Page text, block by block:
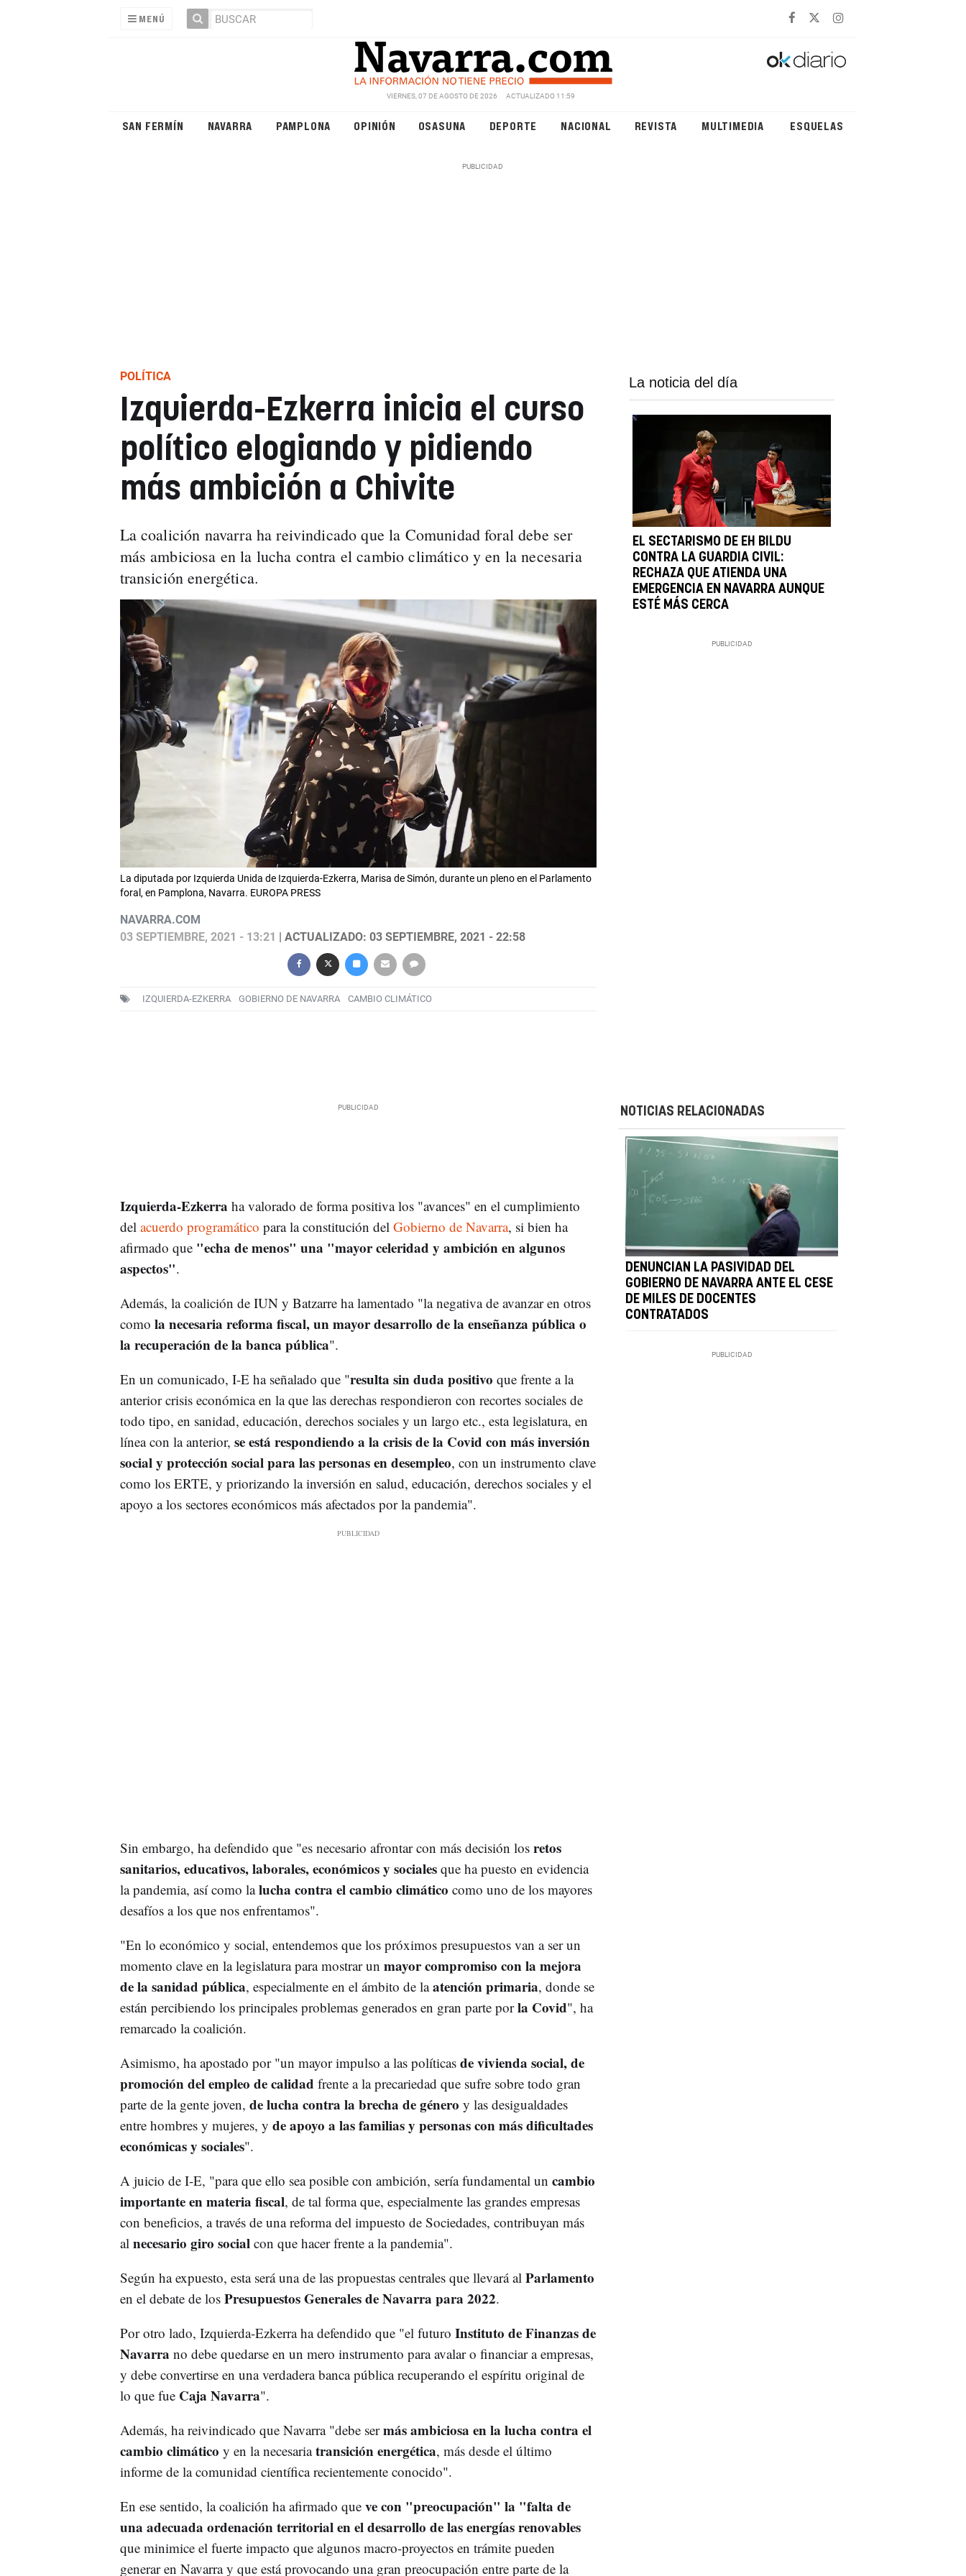
MENÚ
VIERNES, 07 DE AGOSTO DE 2026 ACTUALIZADO 11:59
SAN FERMÍN NAVARRA PAMPLONA OPINIÓN OSASUNA DEPORTE NACIONAL REVISTA MULTIMEDIA ESQUELAS
POLÍTICA
Izquierda-Ezkerra inicia el curso
político elogiando y pidiendo
más ambición a Chivite
La coalición navarra ha reivindicado que la Comunidad foral debe ser
más ambiciosa en la lucha contra el cambio climático y en la necesaria
transición energética.
La diputada por Izquierda Unida de Izquierda-Ezkerra, Marisa de Simón, durante un pleno en el Parlamento
foral, en Pamplona, Navarra. EUROPA PRESS
NAVARRA.COM
03 SEPTIEMBRE, 2021 - 13:21 | ACTUALIZADO: 03 SEPTIEMBRE, 2021 - 22:58
IZQUIERDA-EZKERRA GOBIERNO DE NAVARRA CAMBIO CLIMÁTICO
La noticia del día
EL SECTARISMO DE EH BILDU
CONTRA LA GUARDIA CIVIL:
RECHAZA QUE ATIENDA UNA
EMERGENCIA EN NAVARRA AUNQUE
ESTÉ MÁS CERCA
Izquierda-Ezkerra ha valorado de forma positiva los "avances" en el cumplimiento
del acuerdo programático para la constitución del Gobierno de Navarra, si bien ha
afirmado que "echa de menos" una "mayor celeridad y ambición en algunos
aspectos".
Además, la coalición de IUN y Batzarre ha lamentado "la negativa de avanzar en otros
como la necesaria reforma fiscal, un mayor desarrollo de la enseñanza pública o
la recuperación de la banca pública".
En un comunicado, I-E ha señalado que "resulta sin duda positivo que frente a la
anterior crisis económica en la que las derechas respondieron con recortes sociales de
todo tipo, en sanidad, educación, derechos sociales y un largo etc., esta legislatura, en
línea con la anterior, se está respondiendo a la crisis de la Covid con más inversión
social y protección social para las personas en desempleo, con un instrumento clave
como los ERTE, y priorizando la inversión en salud, educación, derechos sociales y el
apoyo a los sectores económicos más afectados por la pandemia".
Sin embargo, ha defendido que "es necesario afrontar con más decisión los retos
sanitarios, educativos, laborales, económicos y socialesque ha puesto en evidencia
la pandemia, así como lalucha contra el cambio climático como uno de los mayores
desafíos a los que nos enfrentamos".
"En lo económico y social, entendemos que los próximos presupuestos van a ser un
momento clave en la legislatura para mostrar un mayor compromiso con la mejora
de la sanidad pública, especialmente en el ámbito de laatención primaria, donde se
están percibiendo los principales problemas generados en gran parte porla Covid", ha
remarcado la coalición.
Asimismo, ha apostado por "un mayor impulso a las políticas de vivienda social, de
promoción del empleo de calidad frente a la precariedad que sufre sobre todo gran
parte de la gente joven, de lucha contra la brecha de género y las desigualdades
entre hombres y mujeres, y de apoyo a las familias y personas con más dificultades
económicas y sociales".
A juicio de I-E, "para que ello sea posible con ambición, sería fundamental un cambio
importante en materia fiscal, de tal forma que, especialmente las grandes empresas
con beneficios, a través de una reforma del impuesto de Sociedades, contribuyan más
al necesario giro social con que hacer frente a la pandemia".
Según ha expuesto, esta será una de las propuestas centrales que llevará alParlamento
en el debate de los Presupuestos Generales de Navarra para 2022.
Por otro lado, Izquierda-Ezkerra ha defendido que "el futuro Instituto de Finanzas de
Navarra no debe quedarse en un mero instrumento para avalar o financiar a empresas,
y debe convertirse en una verdadera banca pública recuperando el espíritu original de
lo que fue Caja Navarra".
Además, ha reivindicado que Navarra "debe sermás ambiciosa en la lucha contra el
cambio climático y en la necesariatransición energética, más desde el último
informe de la comunidad científica recientemente conocido".
En ese sentido, la coalición ha afirmado que ve con "preocupación" la "falta de
una adecuada ordenación territorial en el desarrollo de las energías renovables
que minimice el fuerte impacto que algunos macro-proyectos en trámite pueden
generar en Navarra y que está provocando una gran preocupación entre parte de la
NOTICIAS RELACIONADAS
DENUNCIAN LA PASIVIDAD DEL
GOBIERNO DE NAVARRA ANTE EL CESE
DE MILES DE DOCENTES
CONTRATADOS